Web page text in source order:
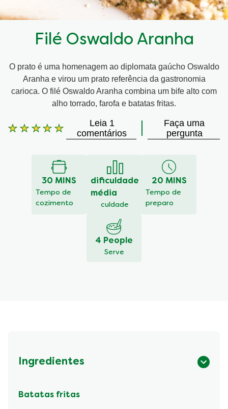
Filé Oswaldo Aranha
O prato é uma homenagem ao diplomata gaúcho Oswaldo
Aranha e virou um prato referência da gastronomia
carioca. O filé Oswaldo Aranha combina um bife alto com
alho torrado, farofa e batatas fritas.
A
Leia 1
comentários
Faça uma
pergunta
30 MINS
Tempo de
cozimento
dificuldade
média
culdade
20 MINS
Tempo de
preparo
4 People
Serve
Ingredientes
Batatas fritas